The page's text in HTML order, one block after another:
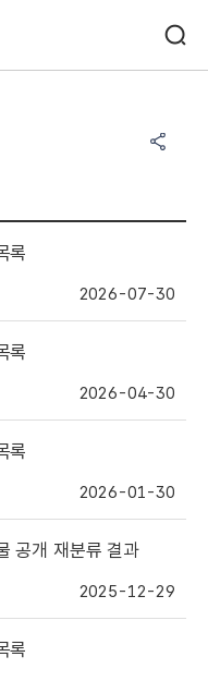
록
2026-07-30
록
2026-04-30
록
2026-01-30
공개 재분류 결과
2025-12-29
록